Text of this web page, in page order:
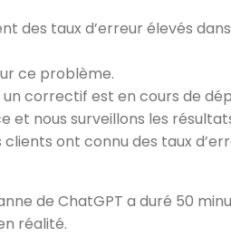
des taux d’erreur élevés dans
ce problème.
correctif est en cours de
et nous surveillons les
ont connu des taux
de ChatGPT a duré 50
réalité.